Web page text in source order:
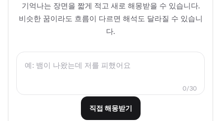
기억나는 장면을 짧게 적고 새로 해몽받을 수 있습니다.
비슷한 꿈이라도 흐름이 다르면 해석도 달라질 수 있습니
다.
0/30
직접 해몽받기